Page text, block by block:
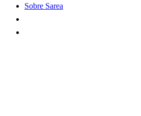
Sobre Sarea